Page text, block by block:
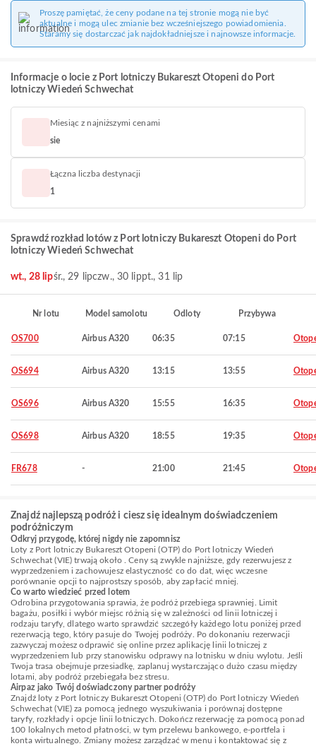
Proszę pamiętać, że ceny podane na tej stronie mogą nie być
aktualne i mogą ulec zmianie bez wcześniejszego powiadomienia.
Staramy się dostarczać jak najdokładniejsze i najnowsze informacje.
Informacje o locie z Port lotniczy Bukareszt Otopeni do Port
lotniczy Wiedeń Schwechat
Miesiąc z najniższymi cenami
sie
Łączna liczba destynacji
1
Sprawdź rozkład lotów z Port lotniczy Bukareszt Otopeni do Port
lotniczy Wiedeń Schwechat
wt., 28 lipśr., 29 lipczw., 30 lippt., 31 lip
Nr lotu Model samolotu Odloty Przybywa
OS700 Airbus A320 06:35 07:15
OS694 Airbus A320 13:15 13:55
OS696 Airbus A320 15:55 16:35
OS698 Airbus A320 18:55 19:35
FR678 - 21:00 21:45
Znajdź najlepszą podróż i ciesz się idealnym doświadczeniem
podróżniczym
Odkryj przygodę, której nigdy nie zapomnisz
Loty z Port lotniczy Bukareszt Otopeni (OTP) do Port lotniczy Wiedeń
Schwechat (VIE) trwają około . Ceny są zwykle najniższe, gdy rezerwujesz z
wyprzedzeniem i zachowujesz elastyczność co do dat, więc wczesne
porównanie opcji to najprostszy sposób, aby zapłacić mniej.
Co warto wiedzieć przed lotem
Odrobina przygotowania sprawia, że podróż przebiega sprawniej. Limit
bagażu, posiłki i wybór miejsc różnią się w zależności od linii lotniczej i
rodzaju taryfy, dlatego warto sprawdzić szczegóły każdego lotu poniżej przed
rezerwacją tego, który pasuje do Twojej podróży. Po dokonaniu rezerwacji
zazwyczaj możesz odprawić się online przez aplikację linii lotniczej z
wyprzedzeniem lub przy stanowisku odprawy na lotnisku w dniu wylotu. Jeśli
Twoja trasa obejmuje przesiadkę, zaplanuj wystarczająco dużo czasu między
lotami, aby podróż przebiegała bez stresu.
Airpaz jako Twój doświadczony partner podróży
Znajdź loty z Port lotniczy Bukareszt Otopeni (OTP) do Port lotniczy Wiedeń
Schwechat (VIE) za pomocą jednego wyszukiwania i porównaj dostępne
taryfy, rozkłady i opcje linii lotniczych. Dokończ rezerwację za pomocą ponad
100 lokalnych metod płatności, w tym przelewu bankowego, e-portfela i
konta wirtualnego. Zmiany możesz zarządzać w menu i kontaktować się z